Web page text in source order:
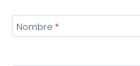
Nombre *